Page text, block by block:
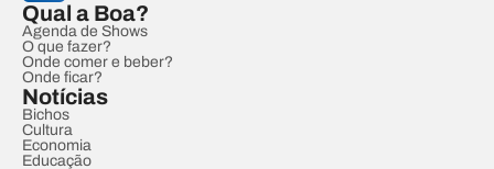
Qual a Boa?
Agenda de Shows
O que fazer?
Onde comer e beber?
Onde ficar?
Notícias
Bichos
Cultura
Economia
Educação